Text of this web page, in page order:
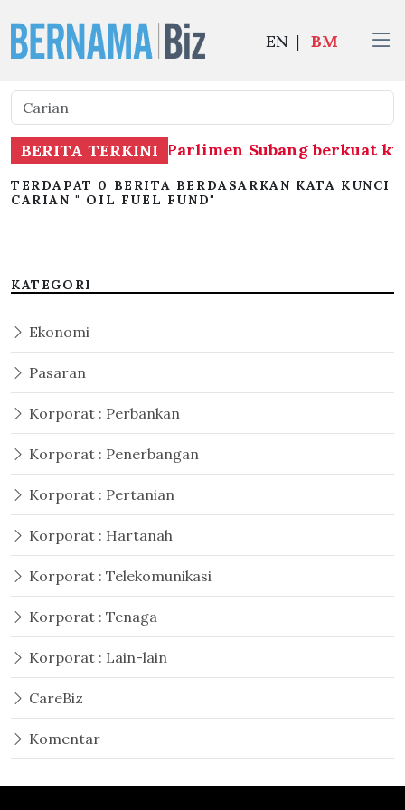
EN | BM
BERITA TERKINI
letak jawatan Ahli Parlimen Subang berkuat
TERDAPAT 0 BERITA BERDASARKAN KATA KUNCI
CARIAN " OIL FUEL FUND"
KATEGORI
Ekonomi
Pasaran
Korporat : Perbankan
Korporat : Penerbangan
Korporat : Pertanian
Korporat : Hartanah
Korporat : Telekomunikasi
Korporat : Tenaga
Korporat : Lain-lain
CareBiz
Komentar